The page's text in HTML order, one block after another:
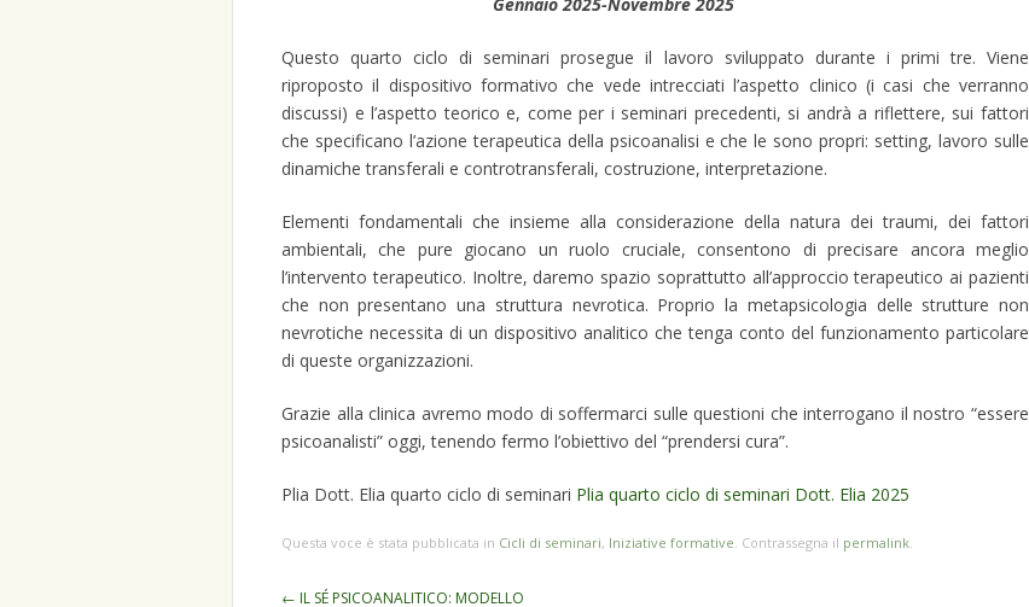
Questo quarto ciclo di seminari prosegue il lavoro sviluppato durante i primi tre. Viene
riproposto il dispositivo formativo che vede intrecciati l’aspetto clinico (i casi che verranno
discussi) e l’aspetto teorico e, come per i seminari precedenti, si andrà a riflettere, sui fattori
che specificano l’azione terapeutica della psicoanalisi e che le sono propri: setting, lavoro sulle
dinamiche transferali e controtransferali, costruzione, interpretazione.
Elementi fondamentali che insieme alla considerazione della natura dei traumi, dei fattori
ambientali, che pure giocano un ruolo cruciale, consentono di precisare ancora meglio
l’intervento terapeutico. Inoltre, daremo spazio soprattutto all’approccio terapeutico ai pazienti
che non presentano una struttura nevrotica. Proprio la metapsicologia delle strutture non
nevrotiche necessita di un dispositivo analitico che tenga conto del funzionamento particolare
di queste organizzazioni.
Grazie alla clinica avremo modo di soffermarci sulle questioni che interrogano il nostro “essere
psicoanalisti” oggi, tenendo fermo l’obiettivo del “prendersi cura”.
Plia Dott. Elia quarto ciclo di seminari Plia quarto ciclo di seminari Dott. Elia 2025
Questa voce è stata pubblicata in Cicli di seminari, Iniziative formative. Contrassegna il permalink.
Navigazione
← IL SÉ PSICOANALITICO: MODELLO